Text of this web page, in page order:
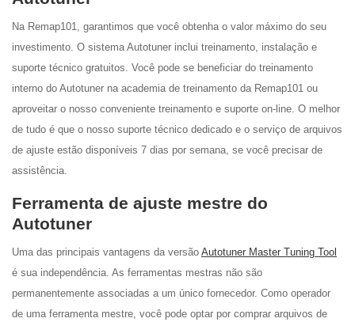
Na Remap101, garantimos que você obtenha o valor máximo do seu
investimento. O sistema Autotuner inclui treinamento, instalação e
suporte técnico gratuitos. Você pode se beneficiar do treinamento
interno do Autotuner na academia de treinamento da Remap101 ou
aproveitar o nosso conveniente treinamento e suporte on-line. O melhor
de tudo é que o nosso suporte técnico dedicado e o serviço de arquivos
de ajuste estão disponíveis 7 dias por semana, se você precisar de
assistência.
Ferramenta de ajuste mestre do
Autotuner
Uma das principais vantagens da versão Autotuner Master Tuning Tool
é sua independência. As ferramentas mestras não são
permanentemente associadas a um único fornecedor. Como operador
de uma ferramenta mestre, você pode optar por comprar arquivos de